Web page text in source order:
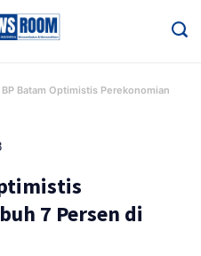
BP Batam Optimistis Perekonomian
7 Persen di